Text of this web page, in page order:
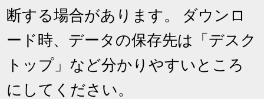
断する場合があります。 ダウンロ
ード時、データの保存先は「デスク
トップ」など分かりやすいところ
にしてください。